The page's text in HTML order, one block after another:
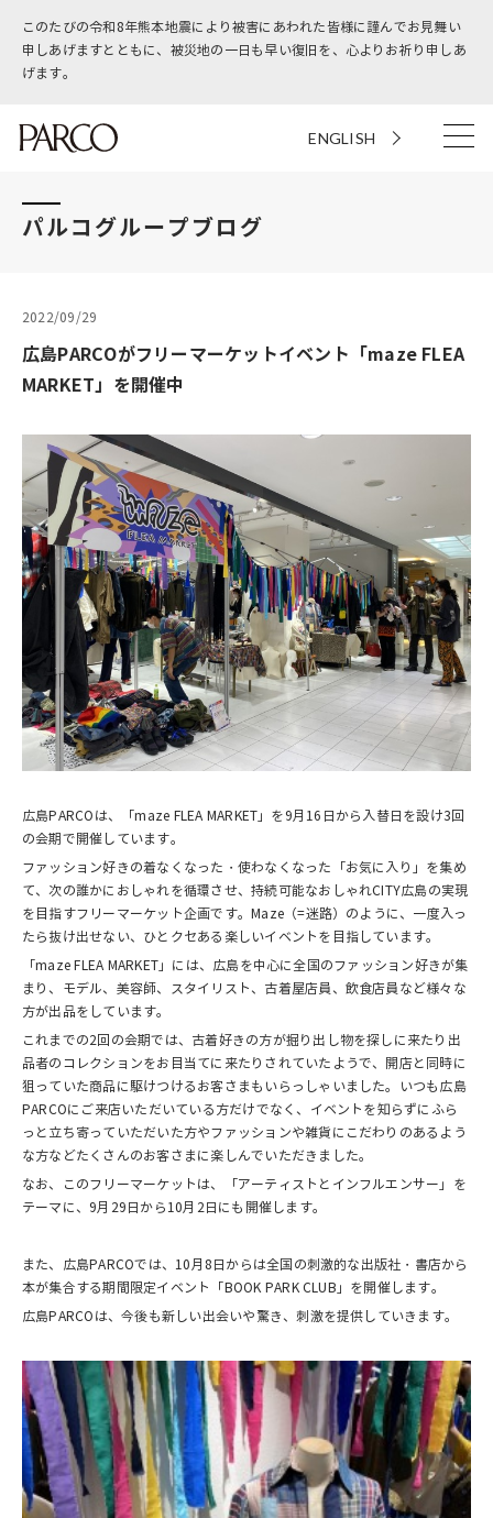
このたびの令和8年熊本地震により被害にあわれた皆様に謹んでお見舞い
申しあげますとともに、被災地の一日も早い復旧を、心よりお祈り申しあ
げます。
ENGLISH
パルコグループブログ
2022/09/29
広島PARCOがフリーマーケットイベント「maze FLEA
MARKET」を開催中
広島PARCOは、「maze FLEA MARKET」を9月16日から入替日を設け3回
の会期で開催しています。
ファッション好きの着なくなった・使わなくなった「お気に入り」を集め
て、次の誰かにおしゃれを循環させ、持続可能なおしゃれCITY広島の実現
を目指すフリーマーケット企画です。Maze（=迷路）のように、一度入っ
たら抜け出せない、ひとクセある楽しいイベントを目指しています。
「maze FLEA MARKET」には、広島を中心に全国のファッション好きが集
まり、モデル、美容師、スタイリスト、古着屋店員、飲食店員など様々な
方が出品をしています。
これまでの2回の会期では、古着好きの方が掘り出し物を探しに来たり出
品者のコレクションをお目当てに来たりされていたようで、開店と同時に
狙っていた商品に駆けつけるお客さまもいらっしゃいました。いつも広島
PARCOにご来店いただいている方だけでなく、イベントを知らずにふら
っと立ち寄っていただいた方やファッションや雑貨にこだわりのあるよう
な方などたくさんのお客さまに楽しんでいただきました。
なお、このフリーマーケットは、「アーティストとインフルエンサー」を
テーマに、9月29日から10月2日にも開催します。
また、広島PARCOでは、10月8日からは全国の刺激的な出版社・書店から
本が集合する期間限定イベント「BOOK PARK CLUB」を開催します。
広島PARCOは、今後も新しい出会いや驚き、刺激を提供していきます。